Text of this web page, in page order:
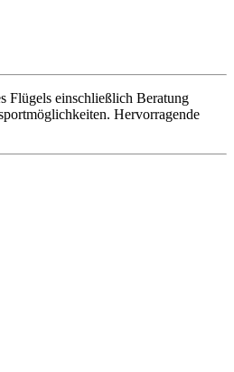
Flügels einschließlich Beratung
Hervorragende